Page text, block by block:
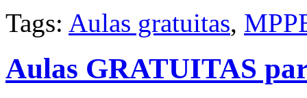
Tags: Aulas gratuitas,
Aulas GRATUITAS